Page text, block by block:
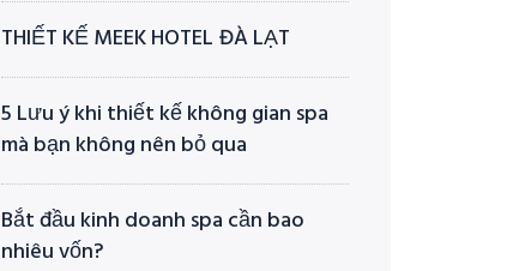
THIẾT KẾ MEEK HOTEL ĐÀ LẠT
5 Lưu ý khi thiết kế không gian spa
mà bạn không nên bỏ qua
Bắt đầu kinh doanh spa cần bao
nhiêu vốn?